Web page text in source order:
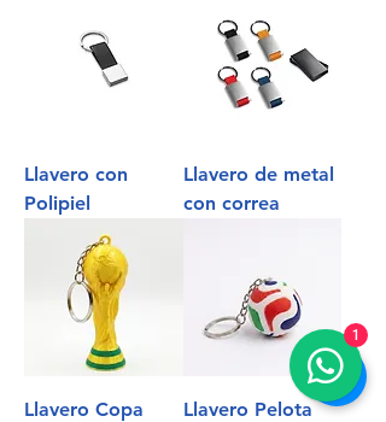
Llavero con
Polipiel
Llavero de metal
con correa
Llavero Copa
Llavero Pelota
1